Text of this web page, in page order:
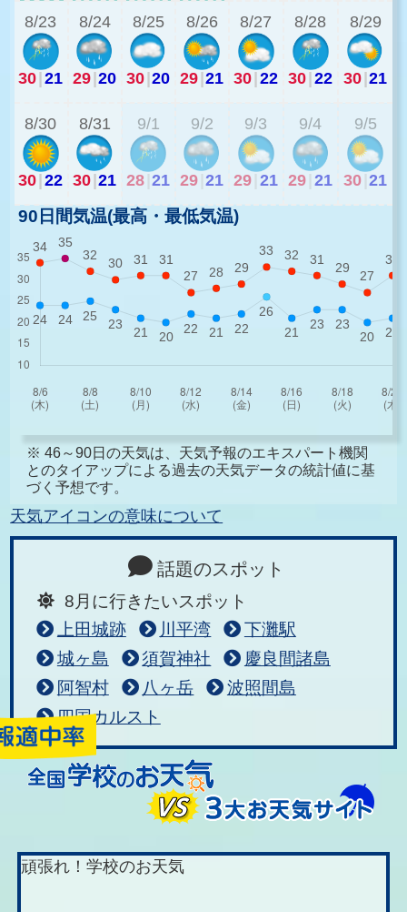
8/23
30 21
8/24
29 20
8/25
30 20
8/26
29 21
8/27
30 22
8/28
30 22
8/29
30 21
8/30
30 22
8/31
30 21
9/1
28 21
9/2
29 21
9/3
29 21
9/4
29 21
9/5
30 21
90日間気温(最高・最低気温)
※ 46～90日の天気は、天気予報のエキスパート機関
とのタイアップによる過去の天気データの統計値に基
づく予想です。
天気アイコンの意味について
話題のスポット
8月に行きたいスポット
上田城跡
川平湾
下灘駅
城ヶ島
須賀神社
慶良間諸島
阿智村
八ヶ岳
波照間島
四国カルスト
頑張れ！学校のお天気